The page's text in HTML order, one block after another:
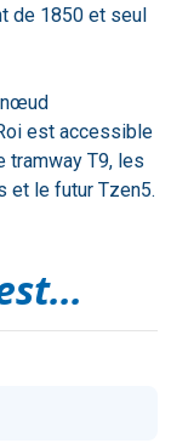
de 1850 et seul
est accessible
tramway T9, les
et le futur Tzen5.